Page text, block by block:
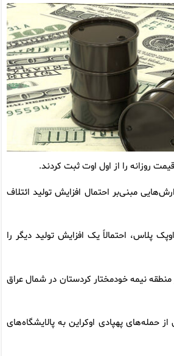
مبنی‌بر احتمال افزایش تولید ائتلاف
پلاس، احتمالاً یک افزایش تولید دیگر را
از طریق یک خط لوله از منطقه نیمه خودمختار کردستان در شمال عراق
پهپادی اوکراین به پالایشگاه‌های